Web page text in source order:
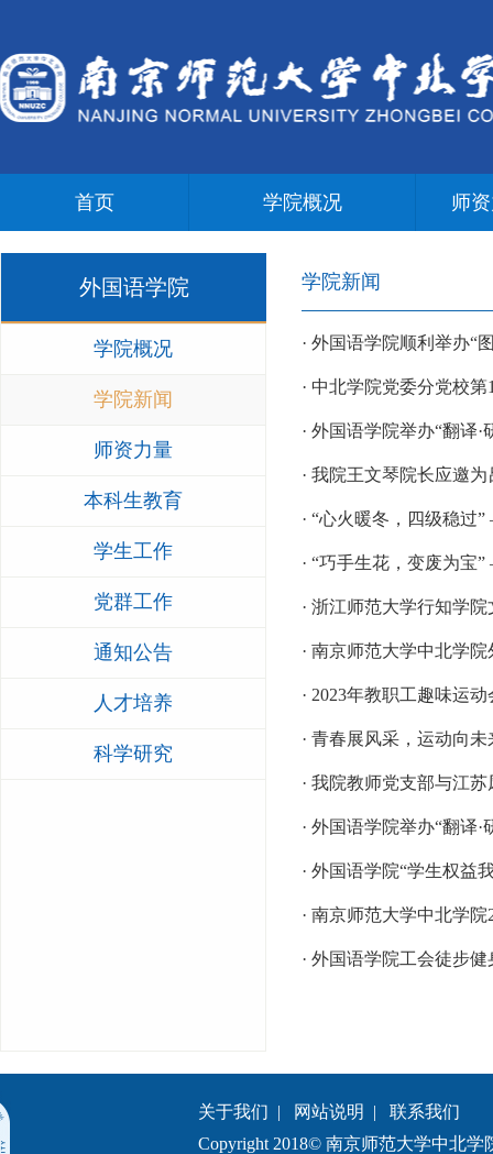
首页 学院概况 师
外国语学院
学院概况
学院新闻
师资力量
本科生教育
学生工作
党群工作
通知公告
人才培养
科学研究
学院新闻
· 外国语学院顺利举办“
· 中北学院党委分党校
· 外国语学院举办“翻译
· 我院王文琴院长应邀
· “心火暖冬，四级稳过
· “巧手生花，变废为
· 浙江师范大学行知学
· 南京师范大学中北学
· 2023年教职工趣味运
· 青春展风采，运动向
· 我院教师党支部与江
· 外国语学院举办“翻译
· 外国语学院“学生权益
· 南京师范大学中北学
· 外国语学院工会徒步
关于我们 | 网站说明 | 联系我们
Copyright 2018© 南京师范大学中北学